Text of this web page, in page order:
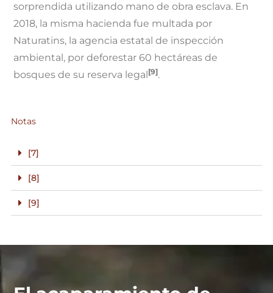
sorprendida utilizando mano de obra esclava. En
2018, la misma hacienda fue multada por
Naturatins, la agencia estatal de inspección
ambiental, por deforestar 60 hectáreas de
bosques de su reserva legal[9].
Notas
[7]
[8]
[9]